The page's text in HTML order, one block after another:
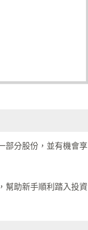
部分股份，並有機會享
幫助新手順利踏入投資